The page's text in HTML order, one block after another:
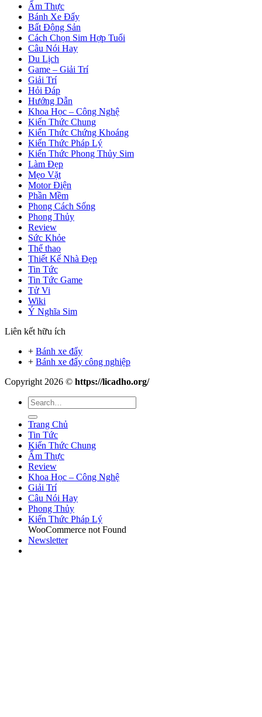
Ẩm Thực
Bánh Xe Đẩy
Bất Động Sản
Cách Chọn Sim Hợp Tuổi
Câu Nói Hay
Du Lịch
Game – Giải Trí
Giải Trí
Hỏi Đáp
Hướng Dẫn
Khoa Học – Công Nghệ
Kiến Thức Chung
Kiến Thức Chứng Khoáng
Kiến Thức Pháp Lý
Kiến Thức Phong Thủy Sim
Làm Đẹp
Mẹo Vặt
Motor Điện
Phần Mềm
Phong Cách Sống
Phong Thủy
Review
Sức Khỏe
Thể thao
Thiết Kế Nhà Đẹp
Tin Tức
Tin Tức Game
Tử Vi
Wiki
Ý Nghĩa Sim
Liên kết hữu ích
+ Bánh xe đẩy
+ Bánh xe đẩy công nghiệp
Copyright 2026 © https://licadho.org/
Trang Chủ
Tin Tức
Kiến Thức Chung
Ẩm Thực
Review
Khoa Học – Công Nghệ
Giải Trí
Câu Nói Hay
Phong Thủy
Kiến Thức Pháp Lý
WooCommerce not Found
Newsletter